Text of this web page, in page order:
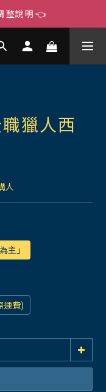
整說 明 👈
獵人西
人
主」
運費)